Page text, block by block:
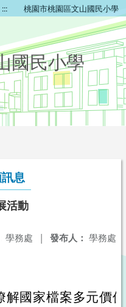
::: 桃園市桃園區文山國民小學
國民小學
息
活動
發布人： 學務處
學務處 |
解國家檔案多元價